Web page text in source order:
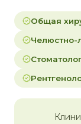
Общая
Челюстно-